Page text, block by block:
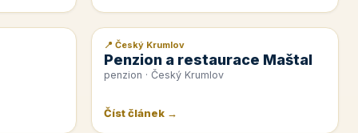
📰 PR článek
📍 Český Krumlov
Penzion a restaurace Maštal
penzion · Český Krumlov
Číst článek →